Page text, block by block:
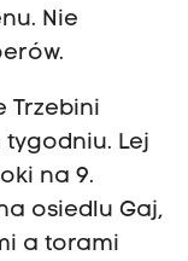
Nie
Trzebini
tygodniu. Lej
na 9.
osiedlu Gaj,
a torami